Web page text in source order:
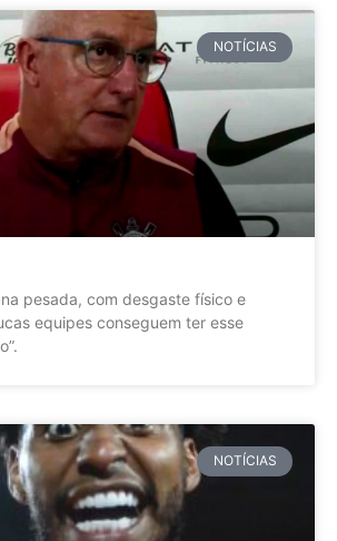
NOTÍCIAS
pesada, com desgaste físico e
equipes conseguem ter esse
NOTÍCIAS